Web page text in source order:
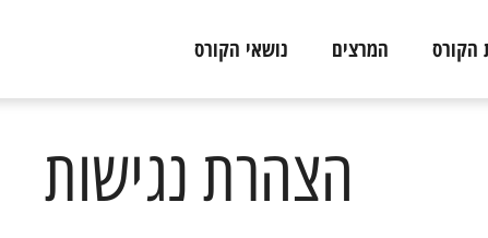
הקורס המרצים נושאי הקורס
הצהרת נגישות